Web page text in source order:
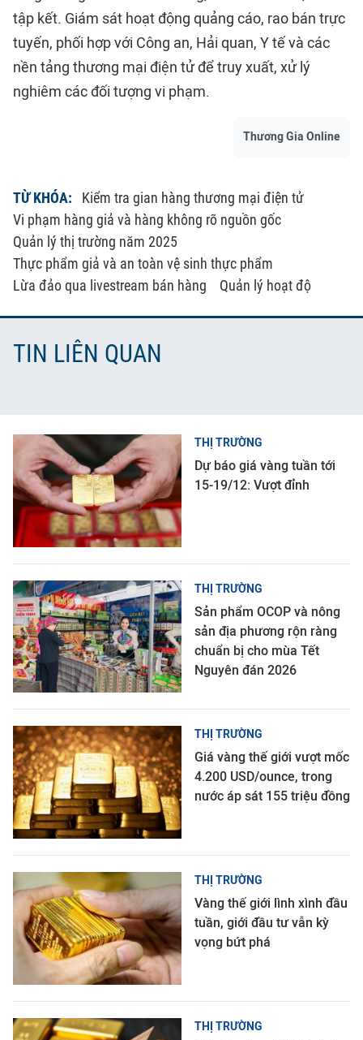
tập kết. Giám sát hoạt động quảng cáo, rao bán trực
tuyến, phối hợp với Công an, Hải quan, Y tế và các
nền tảng thương mại điện tử để truy xuất, xử lý
nghiêm các đối tượng vi phạm.
Thương Gia Online
TỪ KHÓA:
Kiểm tra gian hàng thương mại điện tử
Vi phạm hàng giả và hàng không rõ nguồn gốc
Quản lý thị trường năm 2025
Thực phẩm giả và an toàn vệ sinh thực phẩm
Lừa đảo qua livestream bán hàng
Quản lý hoạt độ
TIN LIÊN QUAN
THỊ TRƯỜNG
Dự báo giá vàng tuần tới
15-19/12: Vượt đỉnh
THỊ TRƯỜNG
Sản phẩm OCOP và nông
sản địa phương rộn ràng
chuẩn bị cho mùa Tết
Nguyên đán 2026
THỊ TRƯỜNG
Giá vàng thế giới vượt mốc
4.200 USD/ounce, trong
nước áp sát 155 triệu đồng
THỊ TRƯỜNG
Vàng thế giới lình xình đầu
tuần, giới đầu tư vẫn kỳ
vọng bứt phá
THỊ TRƯỜNG